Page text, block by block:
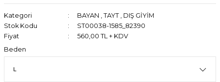
Kategori BAYAN , TAYT , DIŞ GİYİM
Stok Kodu
ST00038-1585_82390
Fiyat
560,00 TL + KDV
Beden